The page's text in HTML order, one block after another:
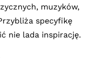
muzyków,
specyfikę
nie lada inspirację.